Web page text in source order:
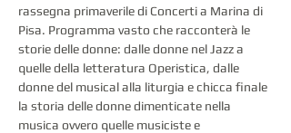
rassegna primaverile di Concerti a Marina di
Pisa. Programma vasto che racconterà le
storie delle donne: dalle donne nel Jazz a
quelle della letteratura Operistica, dalle
donne del musical alla liturgia e chicca finale
la storia delle donne dimenticate nella
musica ovvero quelle musiciste e